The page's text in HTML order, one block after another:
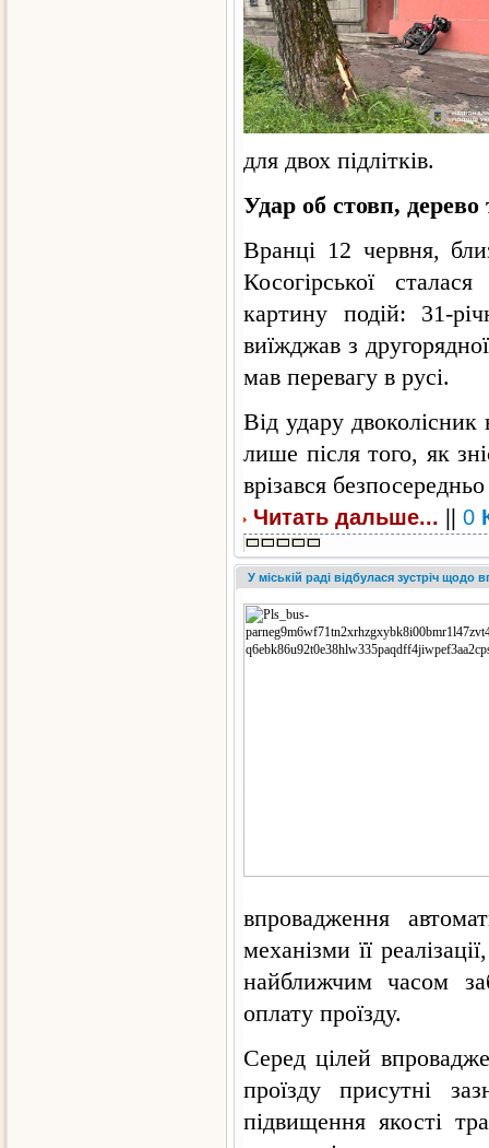
для двох підлітків.
Удар об стовп, дерево
Вранці 12 червня,
Косогірської
картину подій: 31-
виїжджав з
мав перевагу в русі.
Від удару
лише після того, як
врізався
Читать дальше... || 0
У міській раді відбулася зустріч
впровадження
механізми її
найближчим часом
оплату проїзду.
Серед цілей
проїзду присутні
підвищення якості